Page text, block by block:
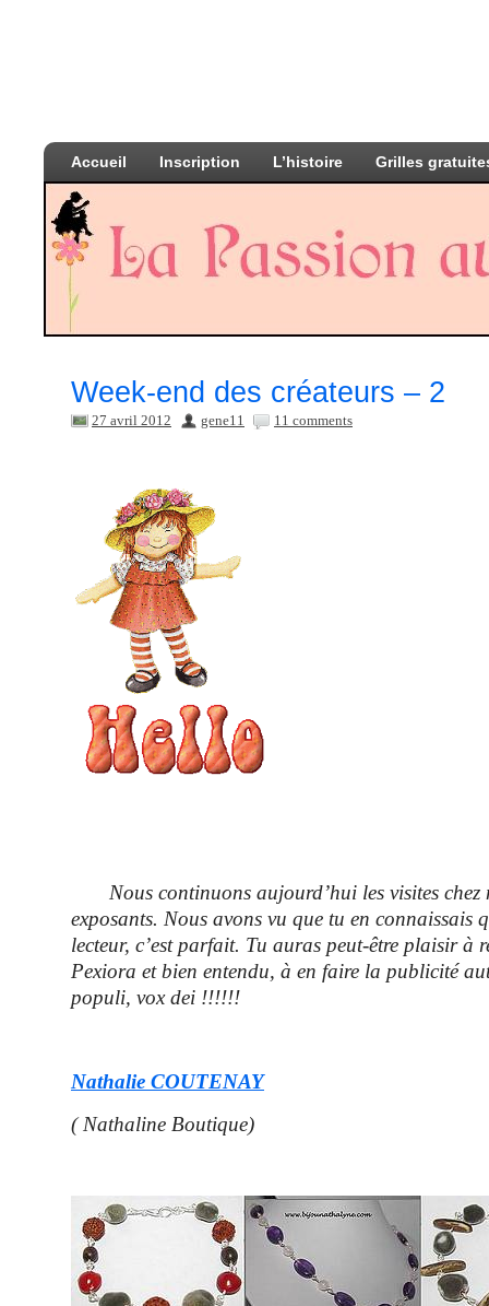
Accueil Inscription L’histoire Grilles
Week-end des créateurs – 2
27 avril 2012 gene11 11 comments
Nous continuons aujourd’hui les visites chez
exposants. Nous avons vu que tu en connaissais
lecteur, c’est parfait. Tu auras peut-être plaisir à
Pexiora et bien entendu, à en faire la publicité
populi, vox dei !!!!!!
Nathalie COUTENAY
( Nathaline Boutique)